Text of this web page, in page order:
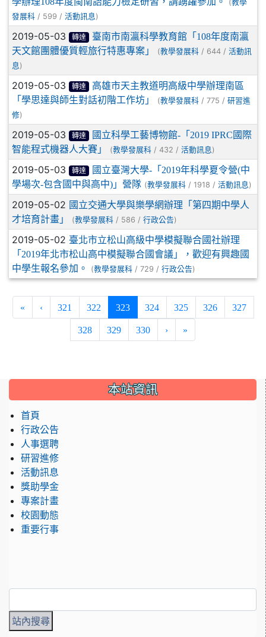
(教學
發展科 / 599 / 活動訊息 )
2019-05-03 轉達
臺南市南瀛科學教育館「108年度南瀛
天文館團體優質輕旅行特惠專案」
(教學發展科 / 644 / 活動訊
息 )
2019-05-03 轉達
高雄市天主教道明高級中學辦理南區
「學思達與師生對話初階工作坊」
(教學發展科 / 775 / 研習進
修)
2019-05-03 轉達
國立科學工藝博物館-「2019 IPRC國際
智能程式機器人大賽」
(教學發展科 / 432 / 活動訊息 )
2019-05-03 轉達
國立臺灣大學-「2019年科學夏令營(中
學場次-包含國中與高中)」營隊 (教學發展科 / 1918 / 活動訊息 )
2019-05-02 國立交通大學與樂學網辦理「第四期中學人
才培育計畫」
(教學發展科 / 586 / 行政公告)
2019-05-02 臺北市立松山高級中學模擬聯合國社辦理
「2019年北市松山高中模擬聯合國會議」，歡迎有興趣國
中學生報名參加。
(教學發展科 / 729 / 行政公告)
« ‹ 321 322 323(current)
324 325 326 327
328 329 330 › »
::: 本站資訊
首頁
行政公告
人事選聘
研習進修
活動訊息
獎助學金
專案計畫
校園動態
重要行事